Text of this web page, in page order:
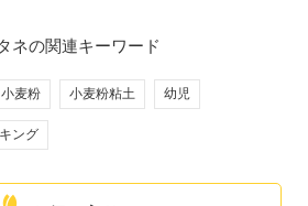
ネの関連キーワード
小麦粉 小麦粉粘土 幼児
ング